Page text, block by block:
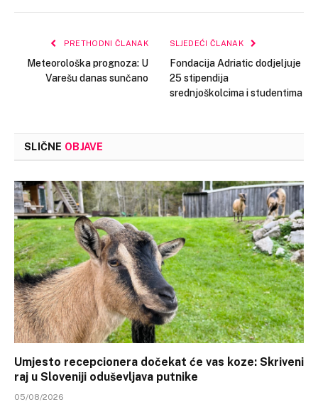
PRETHODNI ČLANAK
Meteorološka prognoza: U
Varešu danas sunčano
SLJEDEĆI ČLANAK
Fondacija Adriatic dodjeljuje
25 stipendija
srednjoškolcima i studentima
SLIČNE OBJAVE
Umjesto recepcionera dočekat će vas koze: Skriveni
raj u Sloveniji oduševljava putnike
05/08/2026